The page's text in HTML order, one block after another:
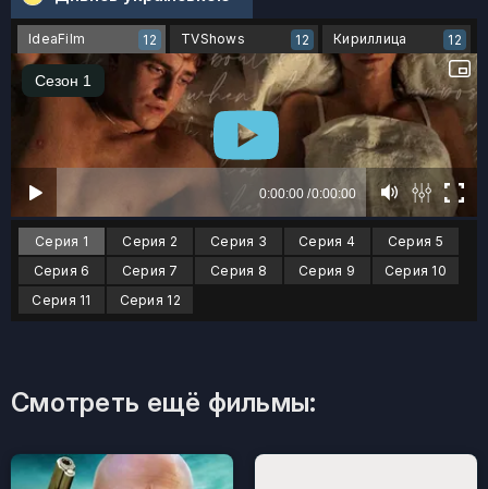
IdeaFilm 12 TVShows 12 Кириллица 12
Серия 1 Серия 2 Серия 3 Серия 4
Серия 5
Серия 6
Серия 7 Серия 8 Серия 9
Серия 10
Серия 11
Серия 12
Смотреть ещё фильмы: